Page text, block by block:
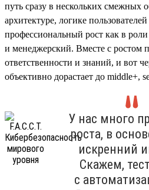
путь сразу в нескольких смежных
архитектуре, логике
профессиональный рост как в роли
и менеджерский. Вместе с ростом
ответственности и знаний, и вот
объективно дорастает до middle+,
У нас много
роста, в
искренний
Скажем,
с